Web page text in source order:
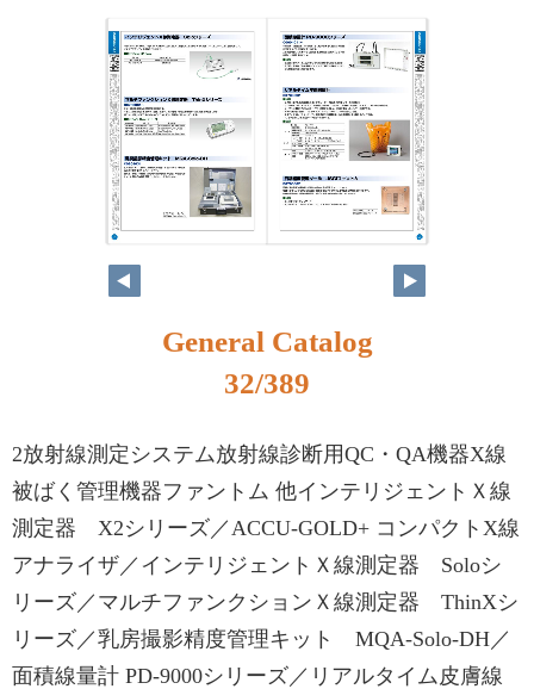
17
16
General Catalog
32/389
2放射線測定システム放射線診断用QC・QA機器X線
被ばく管理機器ファントム 他インテリジェントＸ線
測定器 X2シリーズ／ACCU-GOLD+ コンパクトX線
アナライザ／インテリジェントＸ線測定器 Soloシ
リーズ／マルチファンクションＸ線測定器 ThinXシ
リーズ／乳房撮影精度管理キット MQA-Solo-DH／
面積線量計 PD-9000シリーズ／リアルタイム皮膚線